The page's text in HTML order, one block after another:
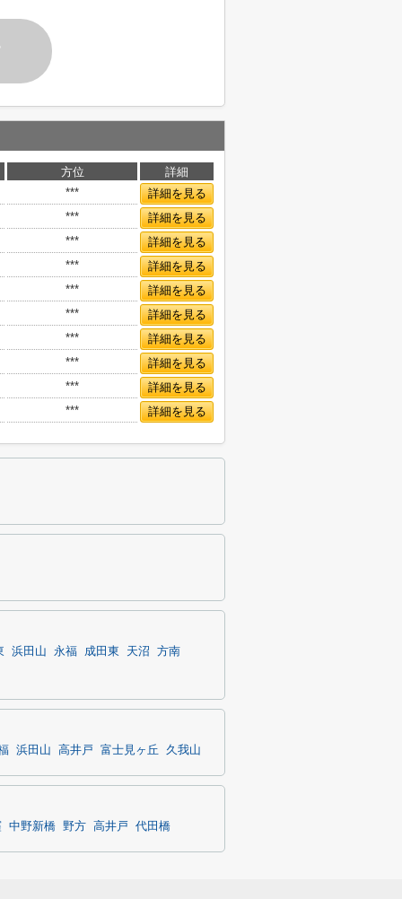
方位
詳細
***
詳細を見る
***
詳細を見る
***
詳細を見る
***
詳細を見る
***
詳細を見る
***
詳細を見る
***
詳細を見る
***
詳細を見る
***
詳細を見る
*** 詳細を見る
浜田山 永福 成田東 天沼
方南
浜田山 高井戸 富士見ヶ丘 久我山
中野新橋 野方 高井戸 代田橋